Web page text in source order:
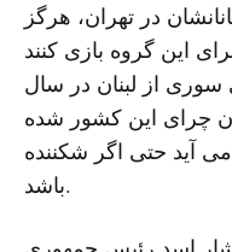
در تهران، هرگز
این گروه بازی کنند
سوری از لبنان در سال
چرای این کشور شده
آید حتی اگر شکننده
باشد.